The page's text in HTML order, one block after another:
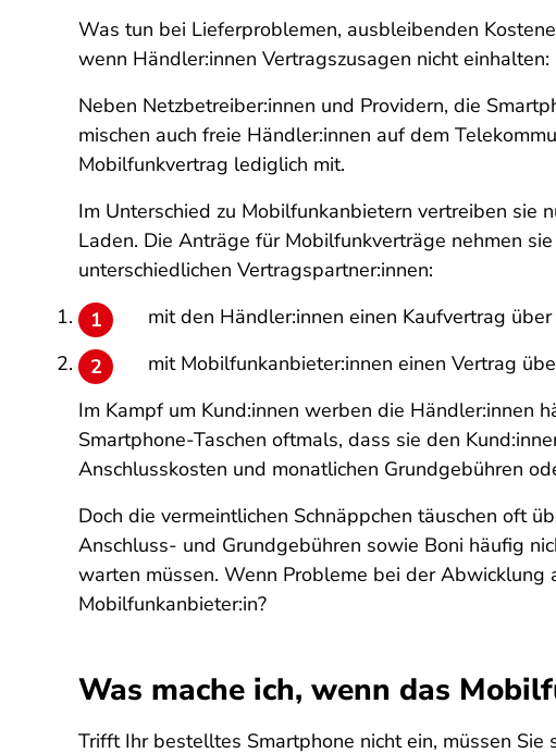
Was tun bei Lieferproblemen, ausbleibenden
wenn Händler:innen Vertragszusagen nicht einhalten:
Neben Netzbetreiber:innen und Providern, die
mischen auch freie Händler:innen auf dem
Mobilfunkvertrag lediglich mit.
Im Unterschied zu Mobilfunkanbietern vertreiben
Laden. Die Anträge für Mobilfunkverträge nehmen
unterschiedlichen Vertragspartner:innen:
mit den Händler:innen einen Kaufvertrag
mit Mobilfunkanbieter:innen einen Vertrag
Im Kampf um Kund:innen werben die Händler:innen
Smartphone-Taschen oftmals, dass sie den
Anschlusskosten und monatlichen Grundgebühren
Doch die vermeintlichen Schnäppchen täuschen oft
Anschluss- und Grundgebühren sowie Boni häufig
warten müssen. Wenn Probleme bei der
Mobilfunkanbieter:in?
Was mache ich, wenn das
Trifft Ihr bestelltes Smartphone nicht ein, müssen